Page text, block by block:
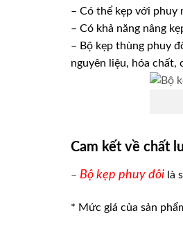
– Có thể kẹp với phuy
– Có khả năng nâng
– Bộ kẹp thùng phuy
nguyên liệu, hóa chất,
Cam kết về chất
– Bộ kẹp phuy đôi là
* Mức giá của sản